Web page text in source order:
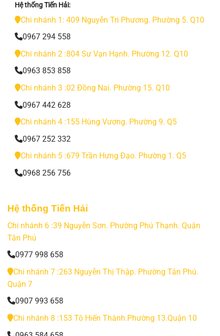
Hệ thống Tiến Hải:
Chi nhánh 1: 409 Nguyễn Tri Phương. Phường 5. Q10
0967 294 558
Chi nhánh 2 :804 Sư Vạn Hạnh. Phường 12. Q10
0963 853 858
Chi nhánh 3 :02 Đồng Nai. Phường 15. Q10
0967 442 628
Chi nhánh 4 :155 Hùng Vương. Phường 9. Q5
0967 252 332
Chi nhánh 5 :679 Trần Hưng Đạo. Phường 1. Q5
0968 256 756
Hệ thống Tiến Hải
Chi nhánh 6 :39 Nguyễn Sơn. Phường Phú Thạnh. Quận
Tân Phú
0977 998 658
Chi nhánh 7 :263 Nguyễn Thị Thập. Phường Tân Phú.
Quận 7
0907 993 658
Chi nhánh 8 :153 Tô Hiến Thành.Phường 13.Quận 10